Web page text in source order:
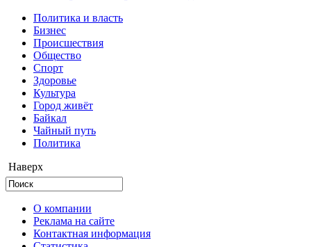
Политика и власть
Бизнес
Происшествия
Общество
Cпорт
Здоровье
Культура
Город живёт
Байкал
Чайный путь
Политика
Наверх
О компании
Реклама на сайте
Контактная информация